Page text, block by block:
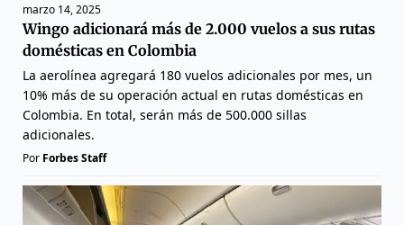
marzo 14, 2025
Wingo adicionará más de 2.000 vuelos a sus rutas
domésticas en Colombia
La aerolínea agregará 180 vuelos adicionales por mes, un
10% más de su operación actual en rutas domésticas en
Colombia. En total, serán más de 500.000 sillas
adicionales.
Por Forbes Staff